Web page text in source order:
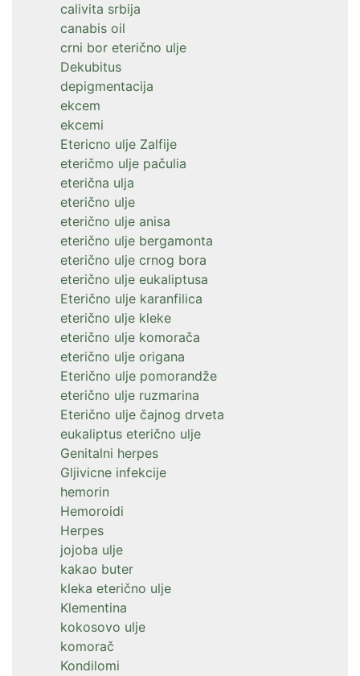
calivita srbija
canabis oil
crni bor eterično ulje
Dekubitus
depigmentacija
ekcem
ekcemi
Etericno ulje Zalfije
eteričmo ulje pačulia
eterična ulja
eterično ulje
eterično ulje anisa
eterično ulje bergamonta
eterično ulje crnog bora
eterično ulje eukaliptusa
Eterično ulje karanfilica
eterično ulje kleke
eterično ulje komorača
eterično ulje origana
Eterično ulje pomorandže
eterično ulje ruzmarina
Eterično ulje čajnog drveta
eukaliptus eterično ulje
Genitalni herpes
Gljivicne infekcije
hemorin
Hemoroidi
Herpes
jojoba ulje
kakao buter
kleka eterično ulje
Klementina
kokosovo ulje
komorač
Kondilomi